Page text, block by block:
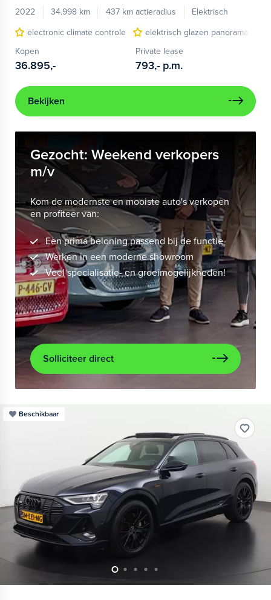
2022
34.998 km 437 km actieradius
Elektrisch
electronic climate controle
elektrisch glazen panorama-dak
Kopen
36.895,-
Private lease
793,- p.m.
Bekijken
Gezocht: Weekend verkopers
m/v
Kom de modernste en mooiste auto's verkopen
en profiteer van:
Een prima beloning passend bij de functie
Werken in een moderne showroom
Veel specialisatie- en groeimogelijkheden!
Solliciteer direct
Beschikbaar